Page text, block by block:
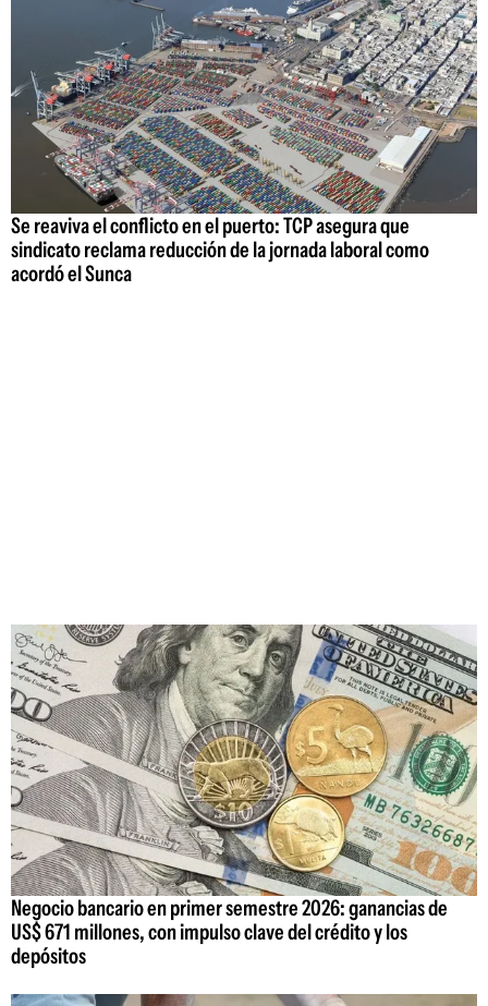
Se reaviva el conflicto en el puerto: TCP asegura que
sindicato reclama reducción de la jornada laboral como
acordó el Sunca
Negocio bancario en primer semestre 2026: ganancias de
US$ 671 millones, con impulso clave del crédito y los
depósitos